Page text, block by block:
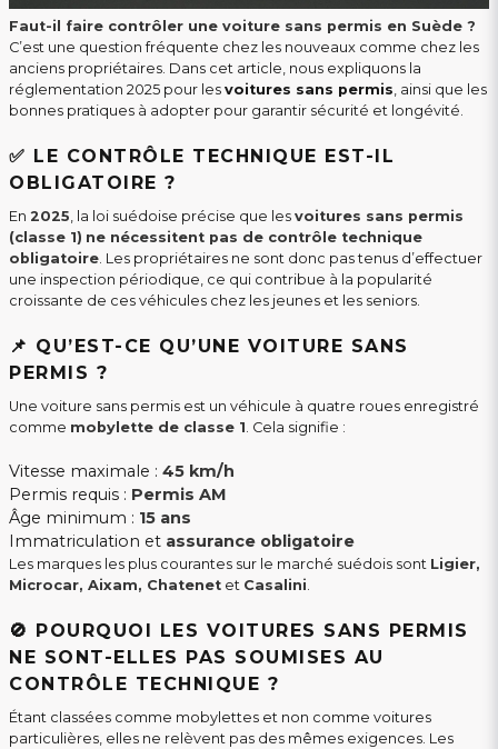
Faut-il faire contrôler une voiture sans permis en Suède ?
C’est une question fréquente chez les nouveaux comme chez les
anciens propriétaires. Dans cet article, nous expliquons la
réglementation 2025 pour les voitures sans permis, ainsi que les
bonnes pratiques à adopter pour garantir sécurité et longévité.
✅ LE CONTRÔLE TECHNIQUE EST-IL
OBLIGATOIRE ?
En 2025, la loi suédoise précise que les voitures sans permis
(classe 1) ne nécessitent pas de contrôle technique
obligatoire. Les propriétaires ne sont donc pas tenus d’effectuer
une inspection périodique, ce qui contribue à la popularité
croissante de ces véhicules chez les jeunes et les seniors.
📌 QU’EST-CE QU’UNE VOITURE SANS
PERMIS ?
Une voiture sans permis est un véhicule à quatre roues enregistré
comme mobylette de classe 1. Cela signifie :
Vitesse maximale : 45 km/h
Permis requis : Permis AM
Âge minimum : 15 ans
Immatriculation et assurance obligatoire
Les marques les plus courantes sur le marché suédois sont Ligier,
Microcar, Aixam, Chatenet et Casalini.
🚫 POURQUOI LES VOITURES SANS PERMIS
NE SONT-ELLES PAS SOUMISES AU
CONTRÔLE TECHNIQUE ?
Étant classées comme mobylettes et non comme voitures
particulières, elles ne relèvent pas des mêmes exigences. Les